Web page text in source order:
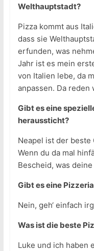
Welthauptstadt?
Pizza kommt aus
dass sie
erfunden, was
Jahr ist es mein
von Italien lebe, da
anpassen. Da reden
Gibt es eine
heraussticht?
Neapel ist der beste
Wenn du da mal
Bescheid, was
Gibt es eine
Nein, geh‘ einfach
Was ist die beste
Luke und ich haben